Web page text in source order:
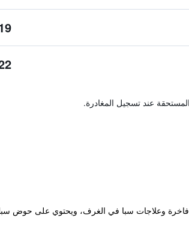
عند تسجيل المغادرة.
فاخرة وعلاجات سبا في الغرف، ويحتوي على حوض